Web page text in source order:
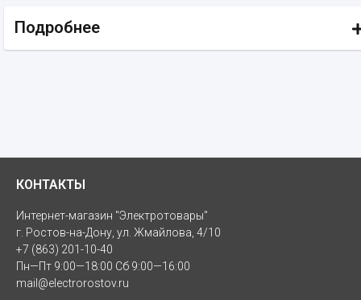
Подробнее
КОНТАКТЫ
Интернет-магазин "Электротовары"
г. Ростов-на-Дону, ул. Жмайлова, 4/10
+7 (863) 201-10-40
Пн—Пт 9:00—18:00 Сб 9:00—16:00
mail@electrorostov.ru